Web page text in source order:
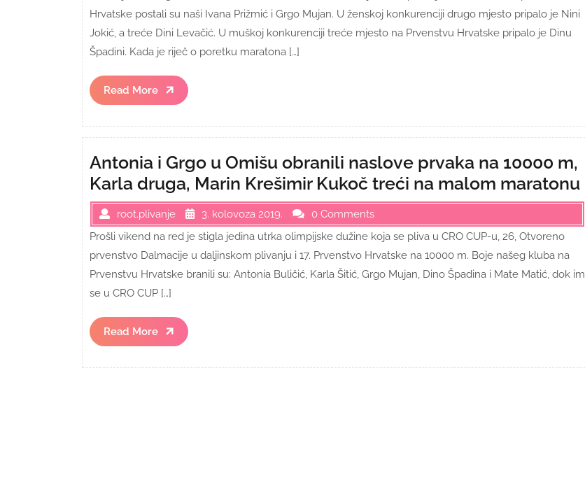
Hrvatske postali su naši Ivana Prižmić i Grgo Mujan. U ženskoj konkurenciji drugo mjesto pripalo je Nini
Jokić, a treće Dini Levačić. U muškoj konkurenciji treće mjesto na Prvenstvu Hrvatske pripalo je Dinu
Špadini. Kada je riječ o poretku maratona […]
Read More
Read
More
Antonia i Grgo u Omišu obranili naslove prvaka na 10000 m,
Karla druga, Marin Krešimir Kukoč treći na malom maratonu
root.plivanje 3. kolovoza 2019.
0 Comments
Prošli vikend na red je stigla jedina utrka olimpijske dužine koja se pliva u CRO CUP-u, 26, Otvoreno
prvenstvo Dalmacije u daljinskom plivanju i 17. Prvenstvo Hrvatske na 10000 m. Boje našeg kluba na
Prvenstvu Hrvatske branili su: Antonia Buličić, Karla Šitić, Grgo Mujan, Dino Špadina i Mate Matić, dok im
se u CRO CUP […]
Read More
Read
More